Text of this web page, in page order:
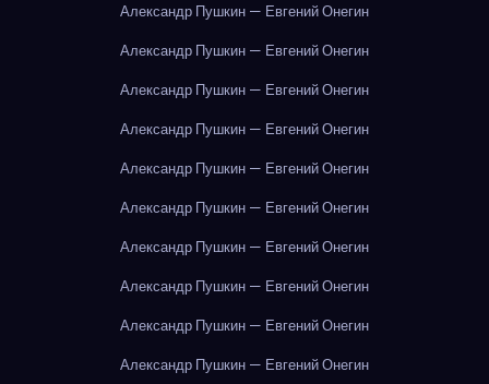
Александр Пушкин — Евгений Онегин
Александр Пушкин — Евгений Онегин
Александр Пушкин — Евгений Онегин
Александр Пушкин — Евгений Онегин
Александр Пушкин — Евгений Онегин
Александр Пушкин — Евгений Онегин
Александр Пушкин — Евгений Онегин
Александр Пушкин — Евгений Онегин
Александр Пушкин — Евгений Онегин
Александр Пушкин — Евгений Онегин